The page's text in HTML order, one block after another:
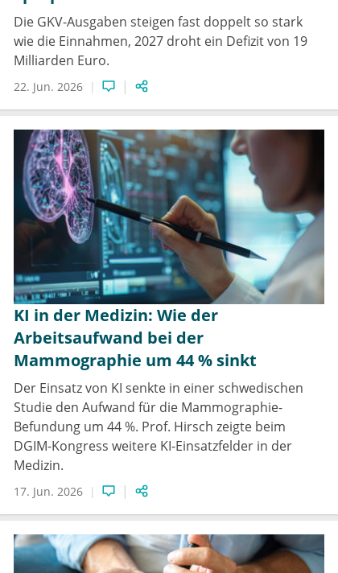
Die GKV-Ausgaben steigen fast doppelt so stark
wie die Einnahmen, 2027 droht ein Defizit von 19
Milliarden Euro.
22. Jun. 2026
KI in der Medizin: Wie der
Arbeitsaufwand bei der
Mammographie um 44 % sinkt
Der Einsatz von KI senkte in einer schwedischen
Studie den Aufwand für die Mammographie-
Befundung um 44 %. Prof. Hirsch zeigte beim
DGIM-Kongress weitere KI-Einsatzfelder in der
Medizin.
17. Jun. 2026